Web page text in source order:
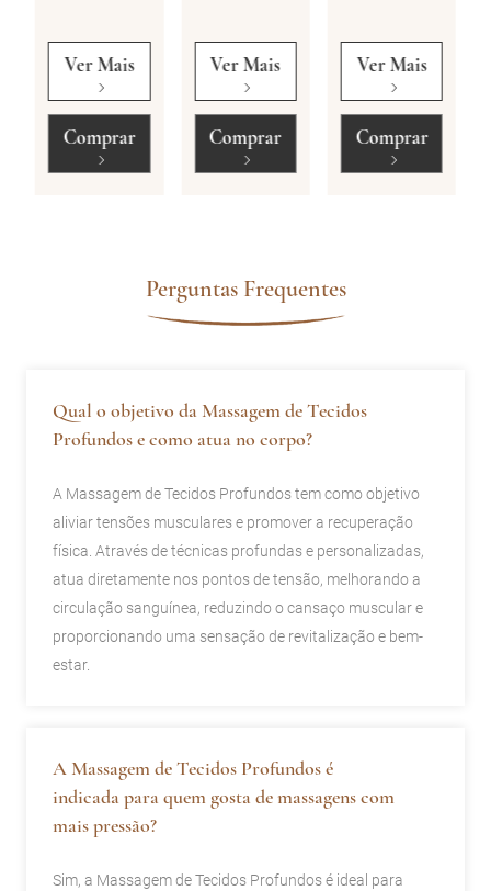
Ver Mais
Comprar
Ver Mais
Comprar
Ver Mais
Comprar
Perguntas Frequentes
Qual o objetivo da Massagem de Tecidos
Profundos e como atua no corpo?
A Massagem de Tecidos Profundos tem como objetivo
aliviar tensões musculares e promover a recuperação
física. Através de técnicas profundas e personalizadas,
atua diretamente nos pontos de tensão, melhorando a
circulação sanguínea, reduzindo o cansaço muscular e
proporcionando uma sensação de revitalização e bem-
estar.
A Massagem de Tecidos Profundos é
indicada para quem gosta de massagens com
mais pressão?
Sim, a Massagem de Tecidos Profundos é ideal para